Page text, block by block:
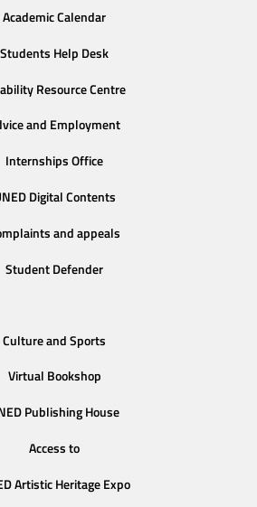
Academic Calendar
Students Help Desk
Resource Centre
and Employment
Internships Office
Digital Contents
and appeals
Student Defender
Culture and Sports
Virtual Bookshop
Publishing House
Access to
Artistic Heritage Expo